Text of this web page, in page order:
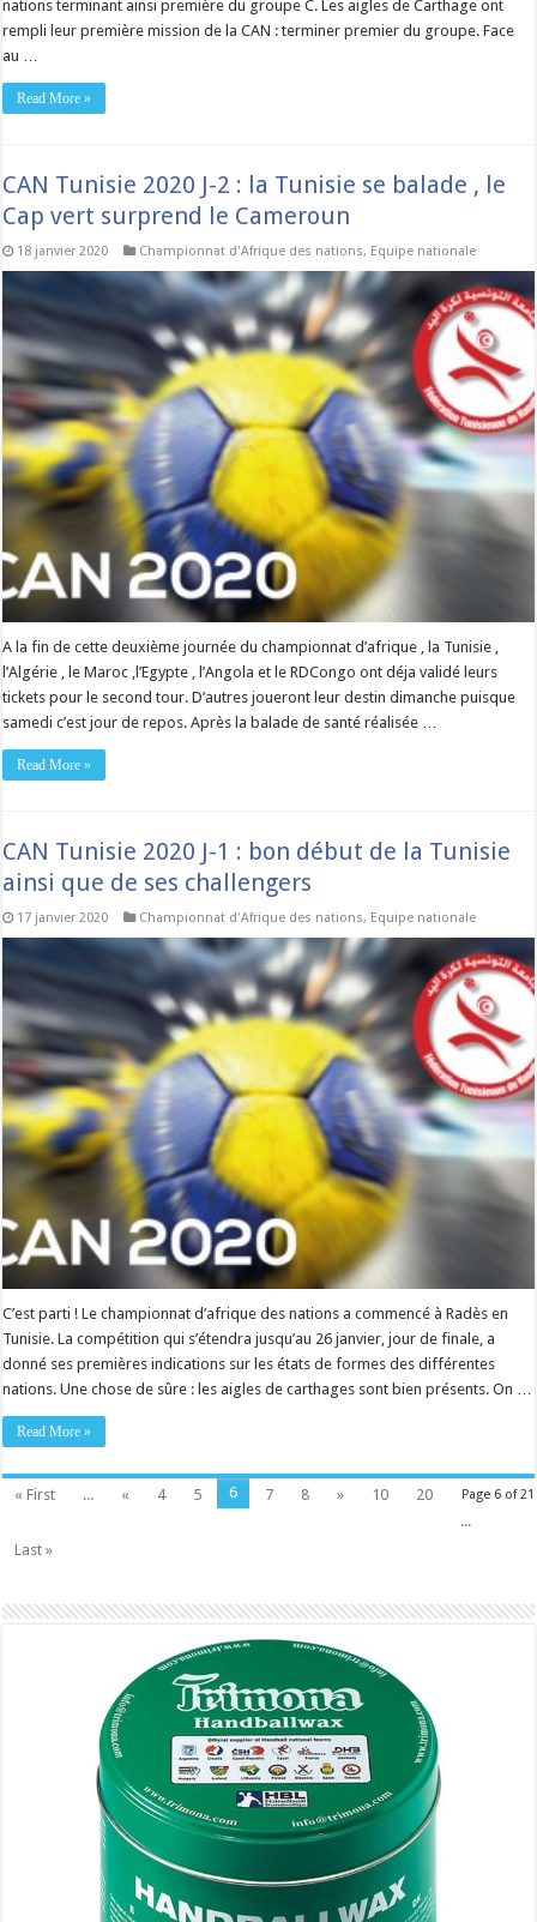
nations terminant ainsi première du groupe C. Les aigles de Carthage ont
rempli leur première mission de la CAN : terminer premier du groupe. Face
au …
Read More »
CAN Tunisie 2020 J-2 : la Tunisie se balade , le
Cap vert surprend le Cameroun
18 janvier 2020 Championnat d'Afrique des nations, Equipe nationale
A la fin de cette deuxième journée du championnat d’afrique , la Tunisie ,
l’Algérie , le Maroc ,l’Egypte , l’Angola et le RDCongo ont déja validé leurs
tickets pour le second tour. D’autres joueront leur destin dimanche puisque
samedi c’est jour de repos. Après la balade de santé réalisée …
Read More »
CAN Tunisie 2020 J-1 : bon début de la Tunisie
ainsi que de ses challengers
17 janvier 2020 Championnat d'Afrique des nations, Equipe nationale
C’est parti ! Le championnat d’afrique des nations a commencé à Radès en
Tunisie. La compétition qui s’étendra jusqu’au 26 janvier, jour de finale, a
donné ses premières indications sur les états de formes des différentes
nations. Une chose de sûre : les aigles de carthages sont bien présents. On …
Read More »
Page 6 of 21
« First ... « 4 5 6 7 8 » 10
20
...
Last »